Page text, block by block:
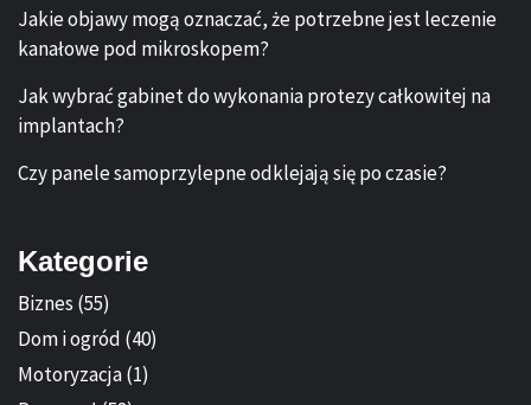
Jakie objawy mogą oznaczać, że potrzebne jest leczenie
kanałowe pod mikroskopem?
Jak wybrać gabinet do wykonania protezy całkowitej na
implantach?
Czy panele samoprzylepne odklejają się po czasie?
Kategorie
Biznes (55)
Dom i ogród (40)
Motoryzacja(1)